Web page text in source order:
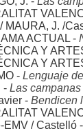
MAURA, J. /
ACTUAL -
Y
Y
- Lenguaje
- Las
- Bendicen
EMV / Castelló -